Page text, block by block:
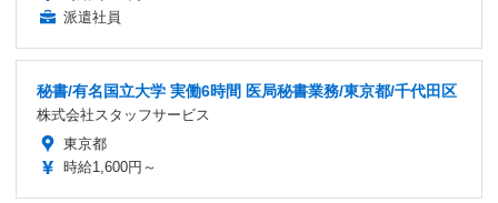
派遣社員
秘書/有名国立大学 実働6時間 医局秘書業務/東京都/千代田区
株式会社スタッフサービス
東京都
時給1,600円～